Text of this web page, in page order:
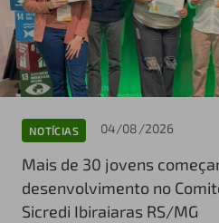
NOTÍCIAS 04/08/2026
Mais de 30 jovens
desenvolvimento no
Sicredi Ibiraiaras RS/MG